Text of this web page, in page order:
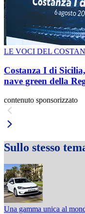
LE VOCI DEL
Costanza I di
nave green della
contenuto sponsorizzato
Sullo stesso
Una gamma unica al